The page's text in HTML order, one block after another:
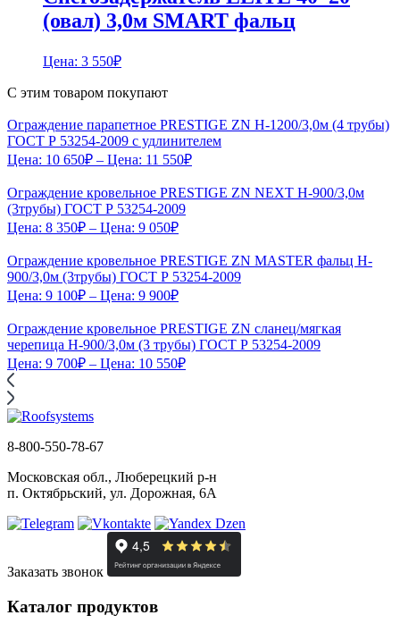
(овал) 3,0м SMART фальц
Цена: 3 550₽
С этим товаром покупают
Ограждение парапетное PRESTIGE ZN H-1200/3,0м (4 трубы)
ГОСТ Р 53254-2009 с удлинителем
Цена: 10 650₽ – Цена: 11 550₽
Ограждение кровельное PRESTIGE ZN NEXT H-900/3,0м
(3трубы) ГОСТ Р 53254-2009
Цена: 8 350₽ – Цена: 9 050₽
Ограждение кровельное PRESTIGE ZN MASTER фальц H-
900/3,0м (3трубы) ГОСТ Р 53254-2009
Цена: 9 100₽ – Цена: 9 900₽
Ограждение кровельное PRESTIGE ZN сланец/мягкая
черепица H-900/3,0м (3 трубы) ГОСТ Р 53254-2009
Цена: 9 700₽ – Цена: 10 550₽
8-800-550-78-67
Московская обл., Люберецкий р-н
п. Октябрьский, ул. Дорожная, 6А
Заказать звонок
Каталог продуктов